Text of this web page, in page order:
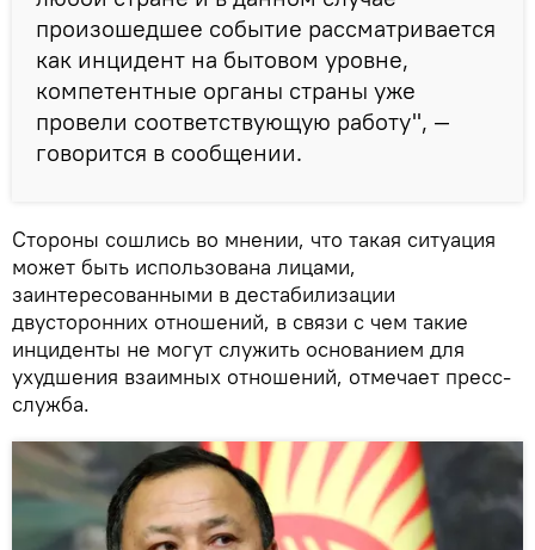
произошедшее событие рассматривается
как инцидент на бытовом уровне,
компетентные органы страны уже
провели соответствующую работу", —
говорится в сообщении.
Стороны сошлись во мнении, что такая ситуация
может быть использована лицами,
заинтересованными в дестабилизации
двусторонних отношений, в связи с чем такие
инциденты не могут служить основанием для
ухудшения взаимных отношений, отмечает пресс-
служба.